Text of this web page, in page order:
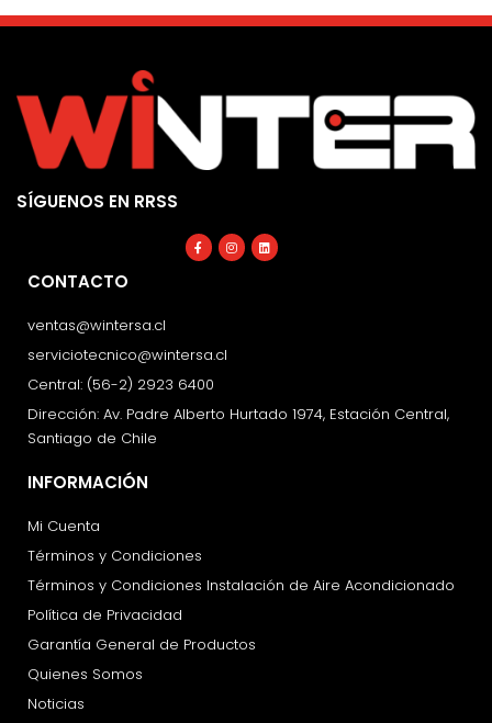
SÍGUENOS EN RRSS
Facebook-
f
Instagram
Linkedin
CONTACTO
ventas@wintersa.cl
serviciotecnico@wintersa.cl
Central: (56-2) 2923 6400
Dirección: Av. Padre Alberto Hurtado 1974, Estación Central,
Santiago de Chile
INFORMACIÓN
Mi Cuenta
Términos y Condiciones
Términos y Condiciones Instalación de Aire Acondicionado
Política de Privacidad
Garantía General de Productos
Quienes Somos
Noticias